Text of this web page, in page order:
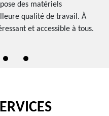
des matériels
qualité de travail. À
et accessible à tous.